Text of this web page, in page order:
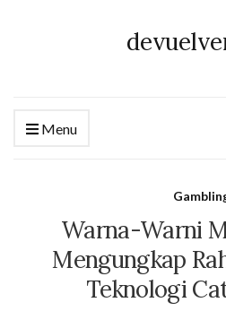
Menu
Warna-Warni
Mengungkap
Teknologi